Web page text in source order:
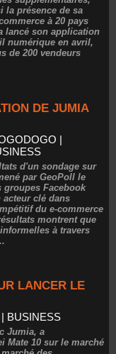
la présence de sa
à 20 pays
lancé son application
numérique en avril,
de 200 vendeurs
DE JUMIA
|
d'un sondage sur
par GeoPoll le
groupes Facebook
acteur clé dans
du e-commerce
montrent que
à travers
LANCER LE
| BUSINESS
Jumia, a
Mate 10 sur le marché